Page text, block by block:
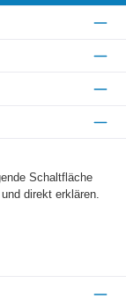
Schaltfläche
direkt erklären.